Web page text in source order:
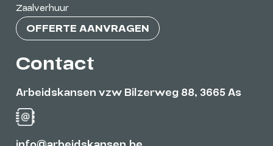
Zaalverhuur
OFFERTE AANVRAGEN
Contact
Arbeidskansen vzw Bilzerweg 88, 3665 As